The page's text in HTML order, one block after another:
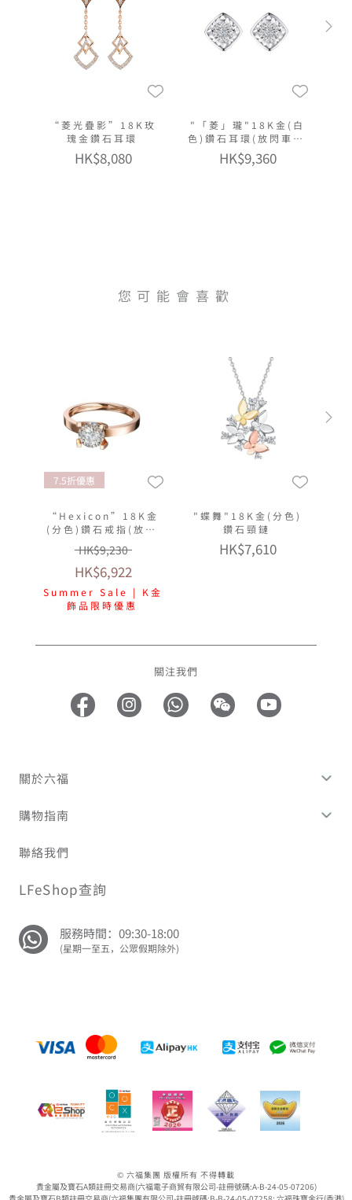
“菱光疊影”18K玫
瑰金鑽石耳環
HK$8,080
"「菱」瓏"18K金(白
色)鑽石耳環(放閃車花
工藝)
HK$9,360
您可能會喜歡
7.5折優惠
“Hexicon”18K金
(分色)鑽石戒指(放閃
車花工藝)
HK$9,230
HK$6,922
Summer Sale | K金
飾品限時優惠
"蝶舞"18K金(分色)
鑽石頸鏈
HK$7,610
關注我們
關於六福
購物指南
聯絡我們
LFeShop查詢
服務時間：09:30-18:00
(星期一至五，公眾假期除外)
© 六福集團 版權所有 不得轉載
貴金屬及寶石A類註冊交易商(六福電子商貿有限公司-註冊號碼:A-B-24-05-07206)